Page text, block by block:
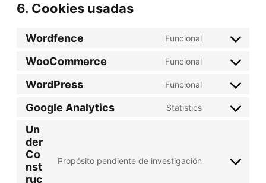
6. Cookies usadas
Wordfence Funcional
WooCommerce Funcional
WordPress Funcional
Google Analytics Statistics
Un
der
Co
nst
ruc
Propósito pendiente de investigación